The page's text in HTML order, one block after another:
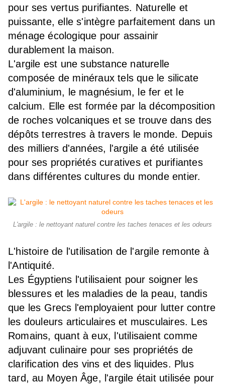
pour ses vertus purifiantes. Naturelle et
puissante, elle s'intègre parfaitement dans un
ménage écologique pour assainir
durablement la maison.
L'argile est une substance naturelle
composée de minéraux tels que le silicate
d'aluminium, le magnésium, le fer et le
calcium. Elle est formée par la décomposition
de roches volcaniques et se trouve dans des
dépôts terrestres à travers le monde. Depuis
des milliers d'années, l'argile a été utilisée
pour ses propriétés curatives et purifiantes
dans différentes cultures du monde entier.
L'argile : le nettoyant naturel contre les taches tenaces et les odeurs
L'histoire de l'utilisation de l'argile remonte à
l'Antiquité.
Les Égyptiens l'utilisaient pour soigner les
blessures et les maladies de la peau, tandis
que les Grecs l'employaient pour lutter contre
les douleurs articulaires et musculaires. Les
Romains, quant à eux, l'utilisaient comme
adjuvant culinaire pour ses propriétés de
clarification des vins et des liquides. Plus
tard, au Moyen Âge, l'argile était utilisée pour